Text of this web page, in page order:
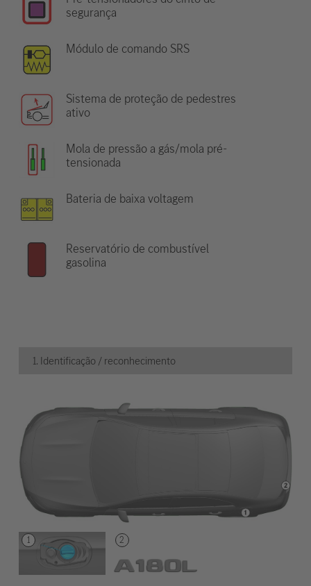
segurança
Módulo de comando SRS
Sistema de proteção de pedestres
ativo
Mola de pressão a gás/mola pré-
tensionada
Bateria de baixa voltagem
Reservatório de combustível
gasolina
1. Identificação / reconhecimento